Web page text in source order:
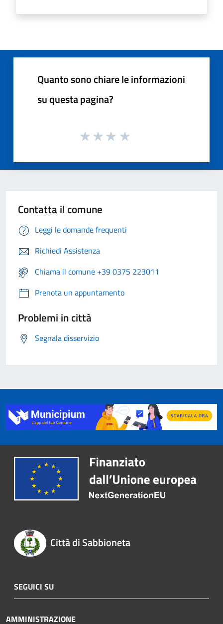
Quanto sono chiare le informazioni
su questa pagina?
Contatta il comune
Leggi le domande frequenti
Richiedi Assistenza
Chiama il comune +39 0375 223011
Prenota un appuntamento
Problemi in città
Segnala disservizio
Città di Sabbioneta
SEGUICI SU
AMMINISTRAZIONE